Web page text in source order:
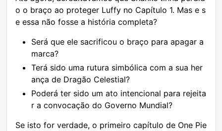
o o braço ao proteger Luffy no Capítulo 1. Mas e s
e essa não fosse a história completa?
Será que ele sacrificou o braço para apagar a
marca?
Terá sido uma rutura simbólica com a sua her
ança de Dragão Celestial?
Poderá ter sido um ato intencional para rejeita
r a convocação do Governo Mundial?
Se isto for verdade, o primeiro capítulo de One Pie